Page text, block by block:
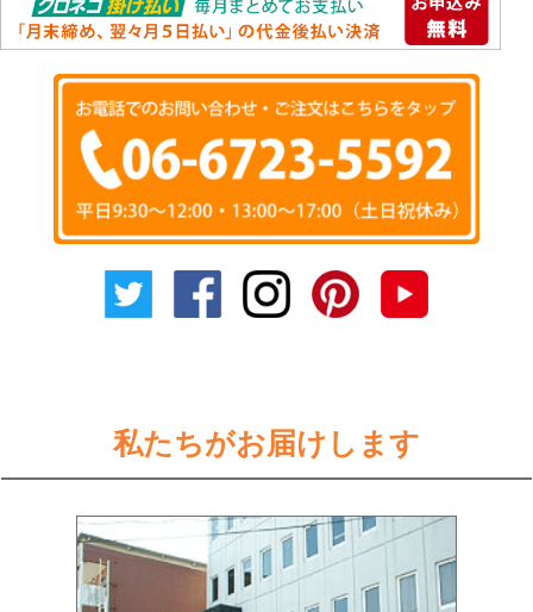
私たちがお届けします